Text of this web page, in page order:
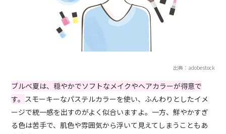
出典：adobestock
ブルベ夏は、穏やかでソフトなメイクやヘアカラーが得意で
す。 スモーキーなパステルカラーを使い、ふんわりとしたイメ
ージで統一感を出すのがよく似合いますよ。一方、鮮やかすぎ
る色は苦手で、肌色や雰囲気から浮いて見えてしまうこともあ